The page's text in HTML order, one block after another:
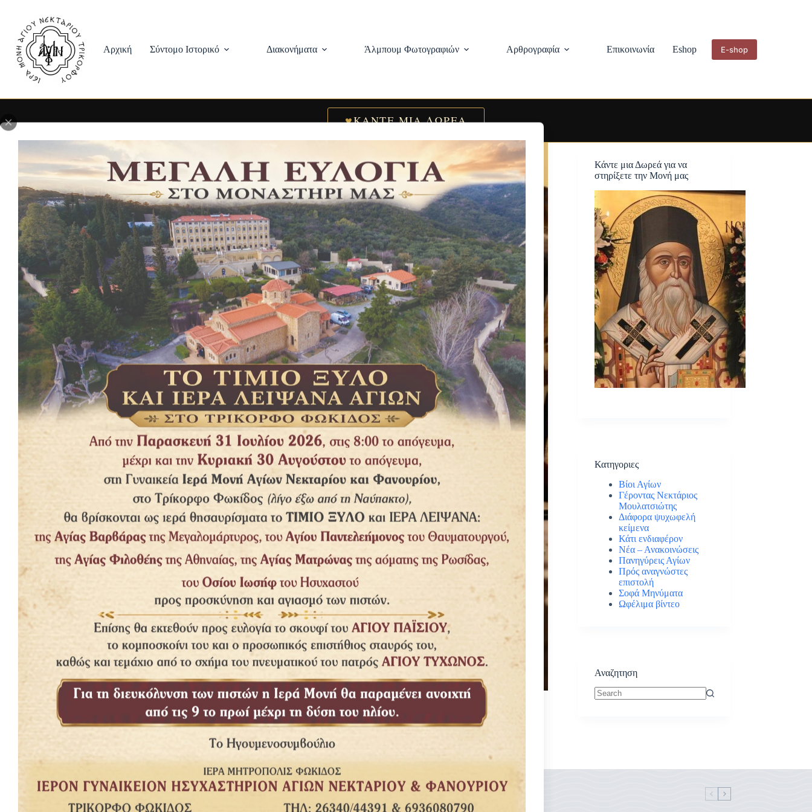
content
Αρχική Σύντομο Ιστορικό Διακονήματα Άλμπουμ Φωτογραφιών Αρθρογραφία Επικοινωνία Eshop E-shop
♥ΚΑΝΤΕ ΜΙΑ ΔΩΡΕΑ
Κάντε μια Δωρεά για να
στηρίξετε την Μονή μας
Κατηγοριες
Βίοι Αγίων
Γέροντας Νεκτάριος
Μουλατσιώτης
Διάφορα ψυχωφελή
κείμενα
Κάτι ενδιαφέρον
Νέα – Ανακοινώσεις
Πανηγύρεις Αγίων
Πρός αναγνώστες
επιστολή
Σοφά Μηνύματα
Ωφέλιμα βίντεο
Αναζητηση
Δημοφιλή